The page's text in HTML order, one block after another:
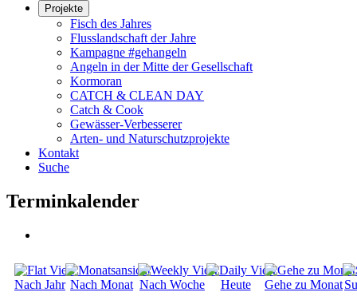
Projekte
Fisch des Jahres
Flusslandschaft der Jahre
Kampagne #gehangeln
Angeln in der Mitte der Gesellschaft
Kormoran
CATCH & CLEAN DAY
Catch & Cook
Gewässer-Verbesserer
Arten- und Naturschutzprojekte
Kontakt
Suche
Terminkalender
Nach Jahr Nach Monat Nach Woche Heute Gehe zu Monat